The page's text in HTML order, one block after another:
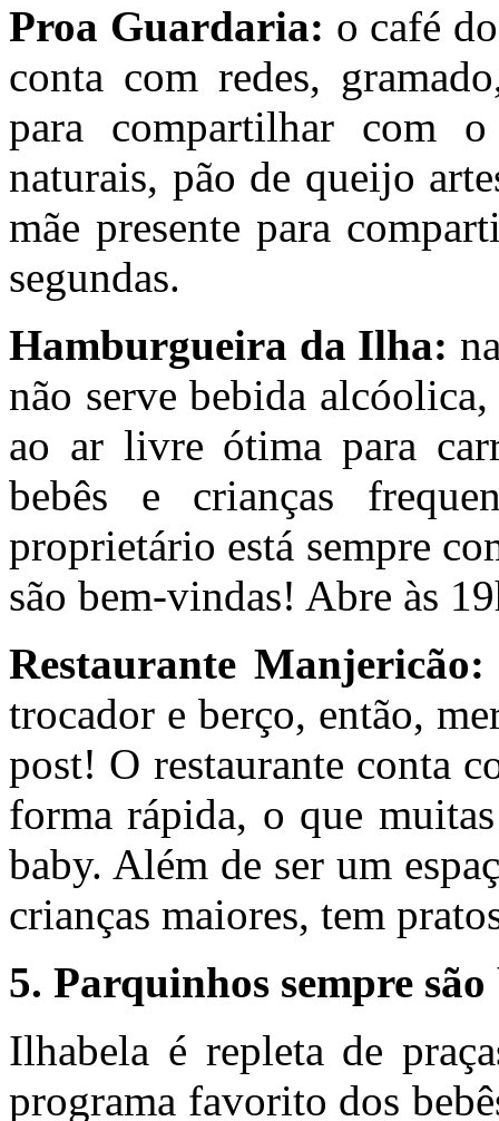
Proa Guardaria: o café
conta com redes,
para compartilhar com
naturais, pão de queijo
mãe presente para
segundas.
Hamburgueira da Ilha:
não serve bebida
ao ar livre ótima para
bebês e crianças
proprietário está sempre
são bem-vindas! Abre às
Restaurante Manjericão:
trocador e berço, então,
post! O restaurante conta
forma rápida, o que
baby. Além de ser um
crianças maiores, tem
5. Parquinhos sempre
Ilhabela é repleta de
programa favorito dos